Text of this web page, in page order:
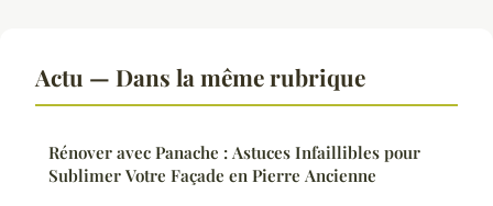
Actu — Dans la même rubrique
Rénover avec Panache : Astuces Infaillibles pour
Sublimer Votre Façade en Pierre Ancienne